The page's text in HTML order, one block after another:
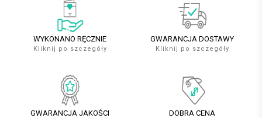
WYKONANO RĘCZNIE
Kliknij po szczegóły
GWARANCJA DOSTAWY
Kliknij po szczegóły
GWARANCJA JAKOŚCI DOBRA CENA